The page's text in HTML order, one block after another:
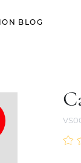
BLOG